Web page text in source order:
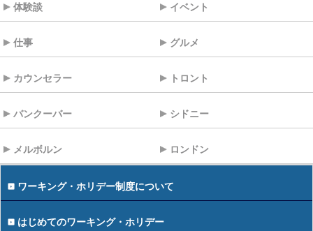
体験談 イベント
仕事 グルメ
カウンセラー トロント
バンクーバー シドニー
メルボルン ロンドン
ワーキング・ホリデー制度について
はじめてのワーキング・ホリデー